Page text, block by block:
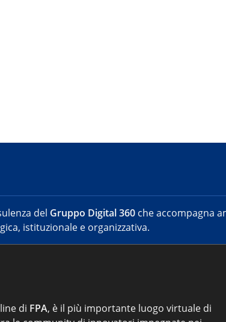
del Gruppo Digital 360 che accompagna
istituzionale e organizzativa.
di FPA, è il più importante luogo virtuale di